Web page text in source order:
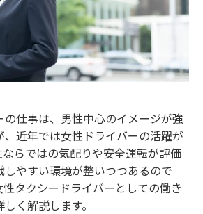
仕事は、男性中心のイメージが強
、近年では女性ドライバーの活躍が
らではの気配りや安全運転が評価
しやすい環境が整いつつあるので
タクシードライバーとしての働き
く解説します。